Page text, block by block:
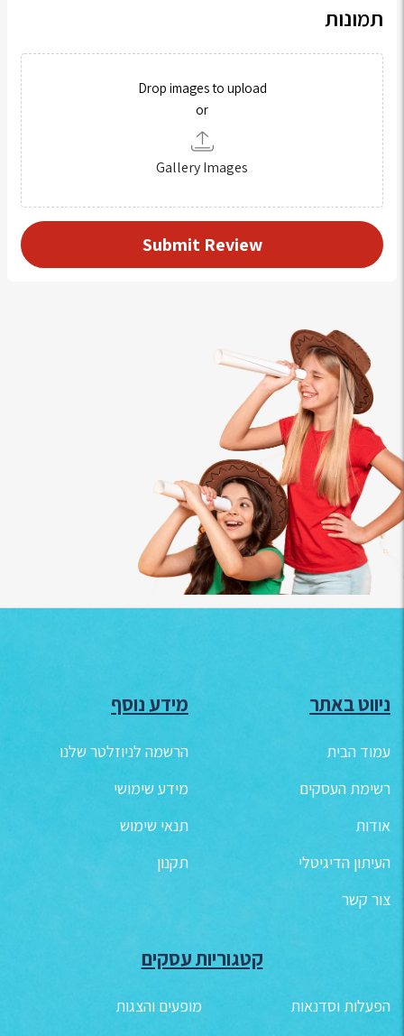
תמונות
Drop images to upload
or
Gallery Images
ניווט באתר
עמוד הבית
רשימת העסקים
אודות
העיתון הדיגיטלי
צור קשר
מידע נוסף
הרשמה לניוזלטר שלנו
מידע שימושי
תנאי שימוש
תקנון
קטגוריות עסקים
הפעלות וסדנאות
מופעים והצגות